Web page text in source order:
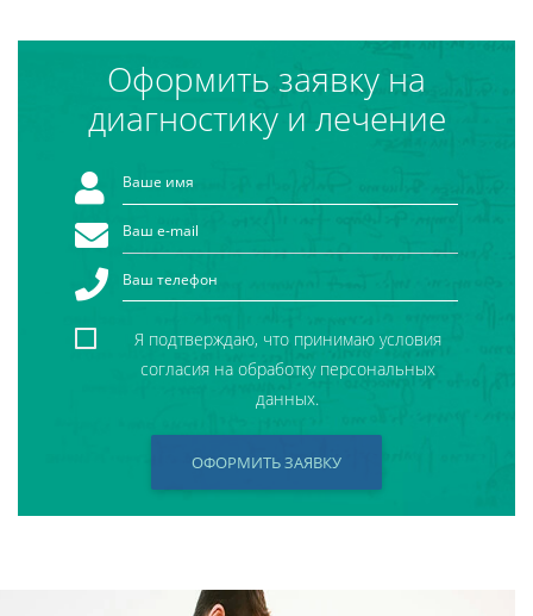
Оформить заявку на
диагностику и лечение
Я подтверждаю, что принимаю условия
согласия на обработку персональных
данных.
ОФОРМИТЬ ЗАЯВКУ